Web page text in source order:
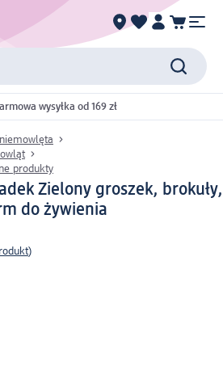
wysyłka od 169 zł
produkty
Zielony groszek, brokuły,
do żywienia
)